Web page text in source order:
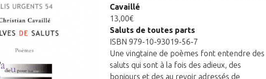
Cavaillé
13,00€
Saluts de toutes parts
ISBN 979-10-93019-56-7
Une vingtaine de poèmes font entendre des
saluts qui sont à la fois des adieux, des
bonjours et des au revoir adressés de